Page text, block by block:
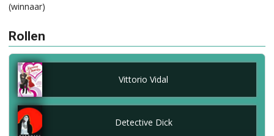
(winnaar)
Rollen
Vittorio Vidal
Detective Dick